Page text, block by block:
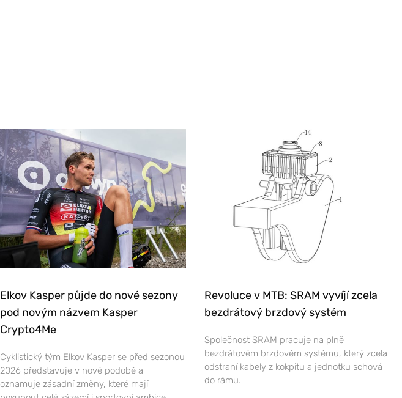
Elkov Kasper půjde do nové sezony
pod novým názvem Kasper
Crypto4Me
Cyklistický tým Elkov Kasper se před sezonou
2026 představuje v nové podobě a
oznamuje zásadní změny, které mají
Revoluce v MTB: SRAM vyvíjí zcela
bezdrátový brzdový systém
Společnost SRAM pracuje na plně
bezdrátovém brzdovém systému, který zcela
odstraní kabely z kokpitu a jednotku schová
do rámu.